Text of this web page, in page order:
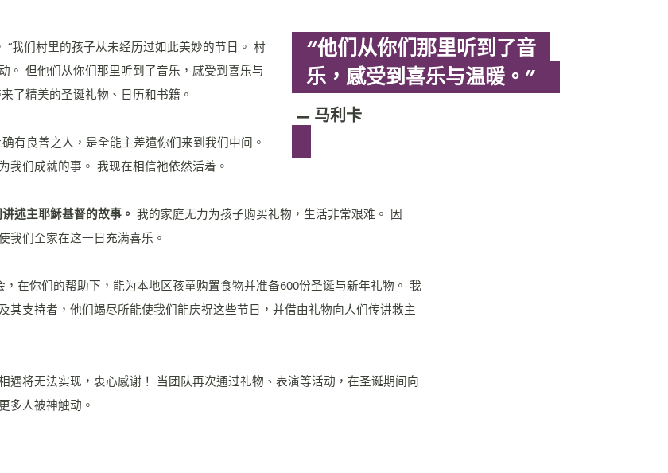
“他们从你们那里听到了音
乐，感受到喜乐与温暖。”
马利卡
我们村里的孩子从未经历过如此美妙的节日。 村
。 但他们从你们那里听到了音乐，感受到喜乐与
了精美的圣诞礼物、日历和书籍。
有良善之人，是全能主差遣你们来到我们中间。
我们成就的事。 我现在相信祂依然活着。
述主耶稣基督的故事。 我的家庭无力为孩子购买礼物，生活非常艰难。 因
我们全家在这一日充满喜乐。
，在你们的帮助下，能为本地区孩童购置食物并准备600份圣诞与新年礼物。 我
其支持者，他们竭尽所能使我们能庆祝这些节日，并借由礼物向人们传讲救主
遇将无法实现，衷心感谢！ 当团队再次通过礼物、表演等活动，在圣诞期间向
多人被神触动。